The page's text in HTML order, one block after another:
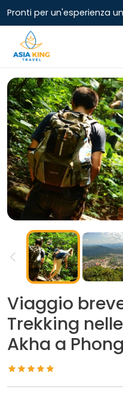
Pronti per un'esperienza
Viaggio
Trekking
Akha a